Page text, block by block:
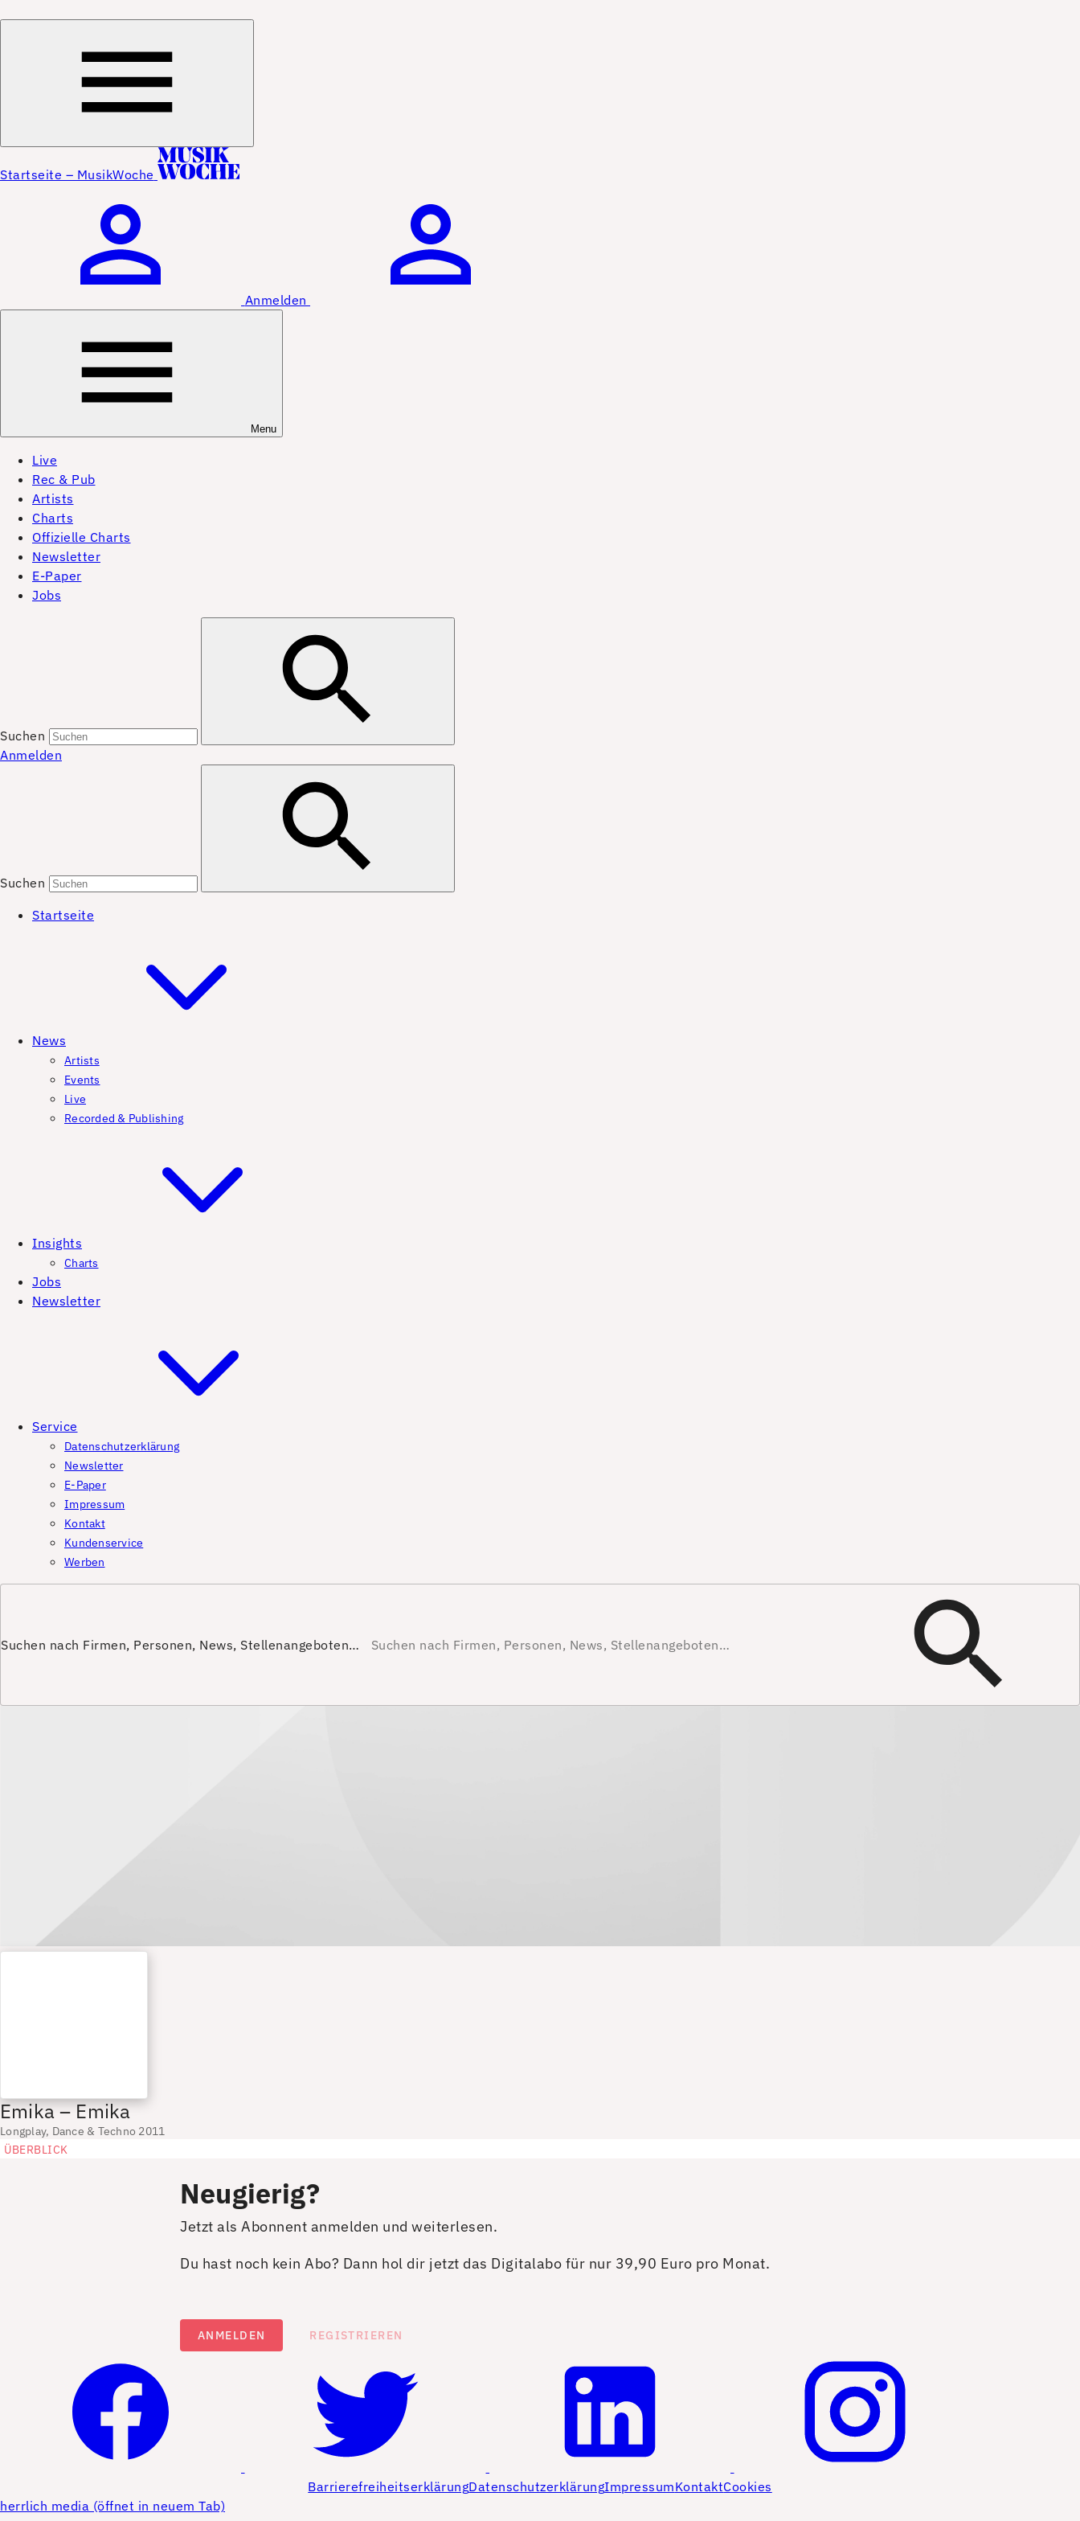
Startseite – MusikWoche
Anmelden
Menu
Live
Rec & Pub
Artists
Charts
Offizielle Charts
Newsletter
E-Paper
Jobs
Suchen
Anmelden
Suchen
Startseite
News
Artists
Events
Live
Recorded & Publishing
Insights
Charts
Jobs
Newsletter
Service
Datenschutzerklärung
Newsletter
E-Paper
Impressum
Kontakt
Kundenservice
Werben
Suchen nach Firmen, Personen, News, Stellenangeboten…
Emika – Emika
Longplay, Dance & Techno 2011
ÜBERBLICK
Neugierig?
Jetzt als Abonnent anmelden und weiterlesen.
Du hast noch kein Abo? Dann hol dir jetzt das Digitalabo für nur 39,90 Euro pro Monat.
ANMELDEN REGISTRIEREN
BarrierefreiheitserklärungDatenschutzerklärungImpressumKontaktCookies
herrlich media (öffnet in neuem Tab)